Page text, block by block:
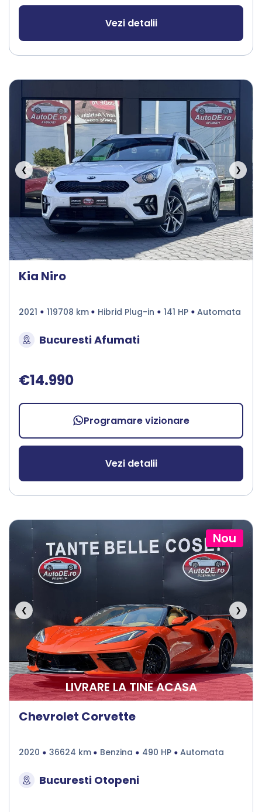
Vezi detalii
❮ ❯
Kia Niro
2021 119708 km Hibrid Plug-in 141 HP Automata
Bucuresti Afumati
€14.990
Programare vizionare
Vezi detalii
Nou
❮ ❯
LIVRARE LA TINE ACASA
Chevrolet Corvette
2020 36624 km Benzina 490 HP Automata
Bucuresti Otopeni